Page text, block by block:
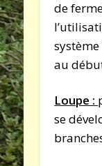
de
au
Loupe :
se